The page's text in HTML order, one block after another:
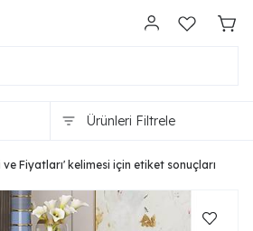
Ürünleri Filtrele
ve Fiyatları' kelimesi için etiket sonuçları